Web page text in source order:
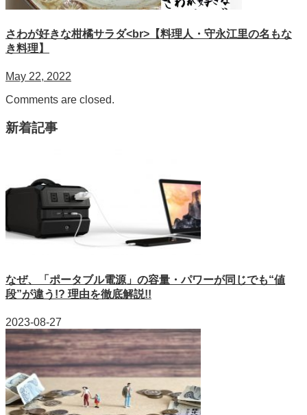
さわが好きな柑橘サラダ<br>【料理人・守永江里の名もな
き料理】
May 22, 2022
Comments are closed.
新着記事
なぜ、「ポータブル電源」の容量・パワーが同じでも“値
段”が違う!? 理由を徹底解説!!
2023-08-27